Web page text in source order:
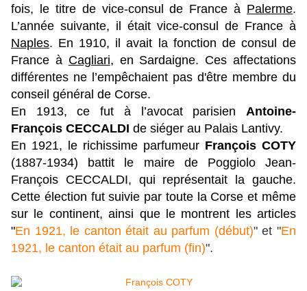
fois, le titre de vice-consul de France à Palerme.
L’année suivante, il était vice-consul de France à
Naples. En 1910, il avait la fonction de consul de
France à Cagliari, en Sardaigne. Ces affectations
différentes ne l’empêchaient pas d'être membre du
conseil général de Corse.
En 1913, ce fut à l’avocat parisien Antoine-
François CECCALDI de siéger au Palais Lantivy.
En 1921, le richissime parfumeur François COTY
(1887-1934) battit le maire de Poggiolo Jean-
François CECCALDI, qui représentait la gauche.
Cette élection fut suivie par toute la Corse et même
sur le continent, ainsi que le montrent les articles
"En 1921, le canton était au parfum (début)" et "En
1921, le canton était au parfum (fin)".